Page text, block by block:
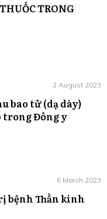
TRONG
2 August 2023
bao tử (dạ dày)
trong Đông y
6 March 2023
bệnh Thần kinh